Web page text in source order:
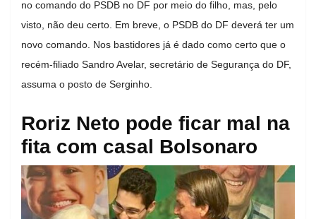
no comando do PSDB no DF por meio do filho, mas, pelo
visto, não deu certo. Em breve, o PSDB do DF deverá ter um
novo comando. Nos bastidores já é dado como certo que o
recém-filiado Sandro Avelar, secretário de Segurança do DF,
assuma o posto de Serginho.
Roriz Neto pode ficar mal na
fita com casal Bolsonaro